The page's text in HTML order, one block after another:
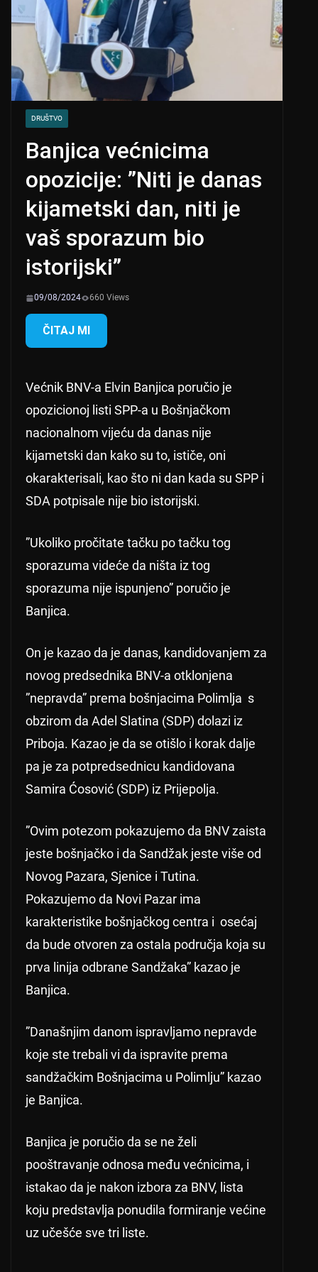
DRUŠTVO
Banjica većnicima
opozicije: ”Niti je danas
kijametski dan, niti je
vaš sporazum bio
istorijski”
09/08/2024 660 Views
ČITAJ MI
Većnik BNV-a Elvin Banjica poručio je
opozicionoj listi SPP-a u Bošnjačkom
nacionalnom vijeću da danas nije
kijametski dan kako su to, ističe, oni
okarakterisali, kao što ni dan kada su SPP i
SDA potpisale nije bio istorijski.
”Ukoliko pročitate tačku po tačku tog
sporazuma videće da ništa iz tog
sporazuma nije ispunjeno” poručio je
Banjica.
On je kazao da je danas, kandidovanjem za
novog predsednika BNV-a otklonjena
”nepravda” prema bošnjacima Polimlja s
obzirom da Adel Slatina (SDP) dolazi iz
Priboja. Kazao je da se otišlo i korak dalje
pa je za potpredsednicu kandidovana
Samira Ćosović (SDP) iz Prijepolja.
”Ovim potezom pokazujemo da BNV zaista
jeste bošnjačko i da Sandžak jeste više od
Novog Pazara, Sjenice i Tutina.
Pokazujemo da Novi Pazar ima
karakteristike bošnjačkog centra i osećaj
da bude otvoren za ostala područja koja su
prva linija odbrane Sandžaka” kazao je
Banjica.
”Današnjim danom ispravljamo nepravde
koje ste trebali vi da ispravite prema
sandžačkim Bošnjacima u Polimlju” kazao
je Banjica.
Banjica je poručio da se ne želi
pooštravanje odnosa među većnicima, i
istakao da je nakon izbora za BNV, lista
koju predstavlja ponudila formiranje većine
uz učešće sve tri liste.